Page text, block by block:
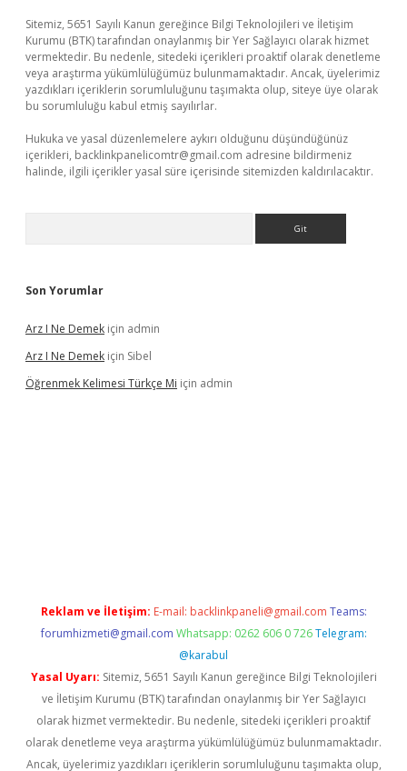
Sitemiz, 5651 Sayılı Kanun gereğince Bilgi Teknolojileri ve İletişim
Kurumu (BTK) tarafından onaylanmış bir Yer Sağlayıcı olarak hizmet
vermektedir. Bu nedenle, sitedeki içerikleri proaktif olarak denetleme
veya araştırma yükümlülüğümüz bulunmamaktadır. Ancak, üyelerimiz
yazdıkları içeriklerin sorumluluğunu taşımakta olup, siteye üye olarak
bu sorumluluğu kabul etmiş sayılırlar.
Hukuka ve yasal düzenlemelere aykırı olduğunu düşündüğünüz
içerikleri, backlinkpanelicomtr@gmail.com adresine bildirmeniz
halinde, ilgili içerikler yasal süre içerisinde sitemizden kaldırılacaktır.
Son Yorumlar
Arz I Ne Demek için admin
Arz I Ne Demek için Sibel
Öğrenmek Kelimesi Türkçe Mi için admin
Reklam ve İletişim: E-mail: backlinkpaneli@gmail.com Teams:
forumhizmeti@gmail.com Whatsapp: 0262 606 0 726 Telegram:
@karabul
Yasal Uyarı: Sitemiz, 5651 Sayılı Kanun gereğince Bilgi Teknolojileri
ve İletişim Kurumu (BTK) tarafından onaylanmış bir Yer Sağlayıcı
olarak hizmet vermektedir. Bu nedenle, sitedeki içerikleri proaktif
olarak denetleme veya araştırma yükümlülüğümüz bulunmamaktadır.
Ancak, üyelerimiz yazdıkları içeriklerin sorumluluğunu taşımakta olup,